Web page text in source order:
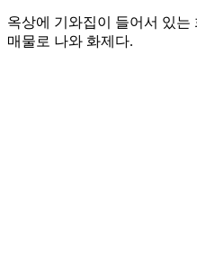
옥상에 기와집이 들어서 있는
매물로 나와 화제다.